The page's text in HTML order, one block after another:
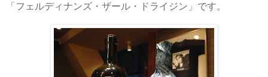
「フェルディナンズ・ザール・ドライジン」です。